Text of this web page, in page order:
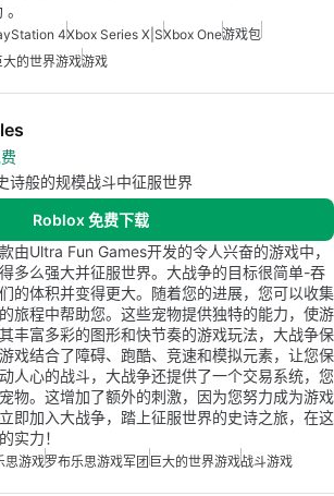
。
4Xbox Series X|SXbox One游戏包
大的世界游戏游戏
诗般的规模战斗中征服世界
Roblox 免费下载
由Ultra Fun Games开发的令人兴奋的游戏中，
多么强大并征服世界。大战争的目标很简单-吞
的体积并变得更大。随着您的进展，您可以收集
旅程中帮助您。这些宠物提供独特的能力，使游
丰富多彩的图形和快节奏的游戏玩法，大战争保
戏结合了障碍、跑酷、竞速和模拟元素，让您保
人心的战斗，大战争还提供了一个交易系统，您
物。这增加了额外的刺激，因为您努力成为游戏
即加入大战争，踏上征服世界的史诗之旅，在这
实力！
思游戏罗布乐思游戏军团巨大的世界游戏战斗游戏